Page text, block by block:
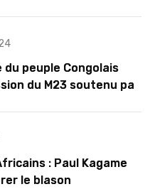
du peuple Congolais
du M23 soutenu par
: Paul Kagame
le blason